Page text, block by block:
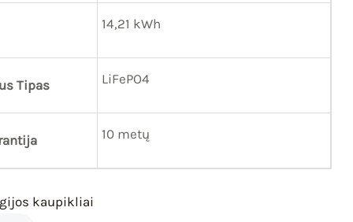
14,21 kWh
Tipas LiFePO4
10 metų
kaupikliai